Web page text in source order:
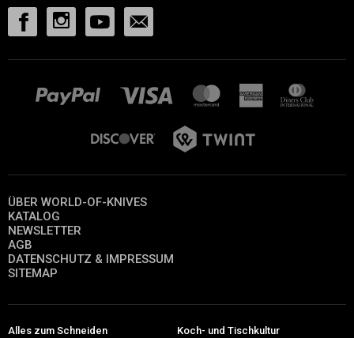
ÜBER WORLD-OF-KNIVES
KATALOG
NEWSLETTER
AGB
DATENSCHUTZ & IMPRESSUM
SITEMAP
Alles zum Schneiden Koch- und Tischkultur